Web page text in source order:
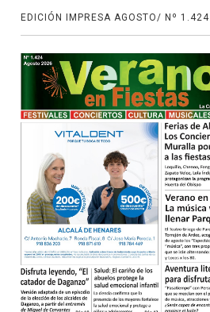
EDICIÓN IMPRESA AGOSTO/ Nº 1.424